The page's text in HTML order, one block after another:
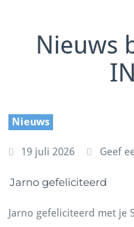
Nieuws
Nieuws
19 juli 2026 Geef
Jarno gefeliciteerd
Jarno gefeliciteerd met je